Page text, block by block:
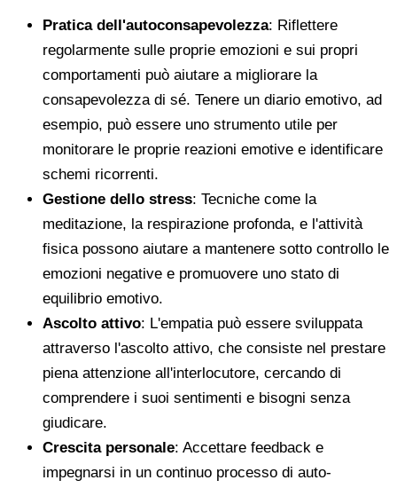
Pratica dell'autoconsapevolezza: Riflettere
regolarmente sulle proprie emozioni e sui propri
comportamenti può aiutare a migliorare la
consapevolezza di sé. Tenere un diario emotivo, ad
esempio, può essere uno strumento utile per
monitorare le proprie reazioni emotive e identificare
schemi ricorrenti.
Gestione dello stress: Tecniche come la
meditazione, la respirazione profonda, e l'attività
fisica possono aiutare a mantenere sotto controllo le
emozioni negative e promuovere uno stato di
equilibrio emotivo.
Ascolto attivo: L'empatia può essere sviluppata
attraverso l'ascolto attivo, che consiste nel prestare
piena attenzione all'interlocutore, cercando di
comprendere i suoi sentimenti e bisogni senza
giudicare.
Crescita personale: Accettare feedback e
impegnarsi in un continuo processo di auto-